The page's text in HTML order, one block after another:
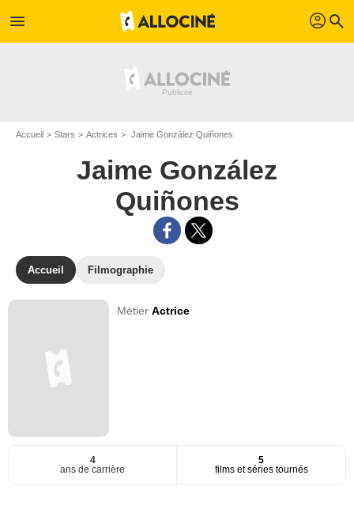
menu profil search
Accueil Stars Actrices Jaime González Quiñones
Jaime González
Quiñones
Accueil Filmographie
MétierActrice
4
ans de carrière
5
films et séries tournés